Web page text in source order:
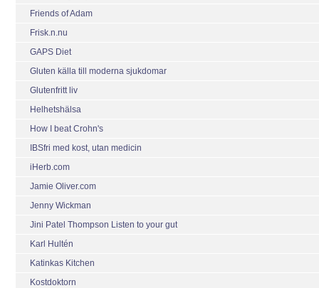
Friends of Adam
Frisk.n.nu
GAPS Diet
Gluten källa till moderna sjukdomar
Glutenfritt liv
Helhetshälsa
How I beat Crohn's
IBSfri med kost, utan medicin
iHerb.com
Jamie Oliver.com
Jenny Wickman
Jini Patel Thompson Listen to your gut
Karl Hultén
Katinkas Kitchen
Kostdoktorn